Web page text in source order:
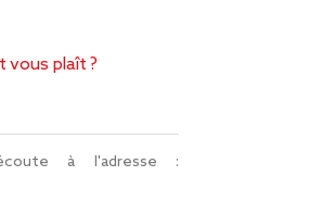
vous plaît ?
à l'adresse :